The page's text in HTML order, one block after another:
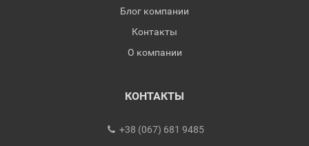
Блог компании
Контакты
О компании
КОНТАКТЫ
+38 (067) 681 9485